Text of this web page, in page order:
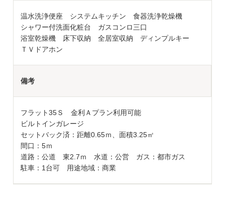
温水洗浄便座 システムキッチン 食器洗浄乾燥機
シャワー付洗面化粧台 ガスコンロ三口
浴室乾燥機 床下収納 全居室収納 ディンプルキー
ＴＶドアホン
備考
フラット35Ｓ 金利Ａプラン利用可能
ビルトインガレージ
セットバック済：距離0.65ｍ、面積3.25㎡
間口：5ｍ
道路：公道 東2.7ｍ 水道：公営 ガス：都市ガス
駐車：1台可 用途地域：商業